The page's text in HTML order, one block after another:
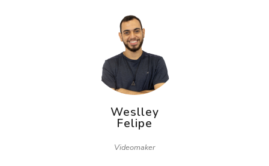
Weslley
Felipe
Videomaker